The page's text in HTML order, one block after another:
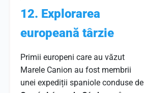
12. Explorarea
europeană târzie
Primii europeni care au văzut
Marele Canion au fost membrii
unei expediții spaniole conduse de